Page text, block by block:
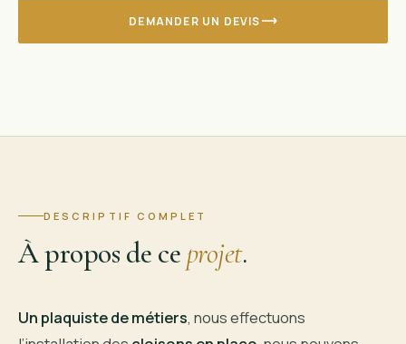
DEMANDER UN DEVIS
DESCRIPTIF COMPLET
À propos de ce projet.
Un plaquiste de métiers, nous effectuons